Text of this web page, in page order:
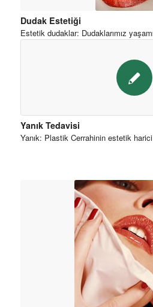
Dudak Estetiği
Estetik dudaklar: Dudaklarımız
Yanık Tedavisi
Yanık: Plastik Cerrahinin estetik